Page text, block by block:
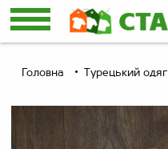
Головна Турецький одяг